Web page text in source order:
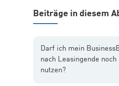
Beiträge in diesem
Darf ich mein
nach Leasingende noch
nutzen?